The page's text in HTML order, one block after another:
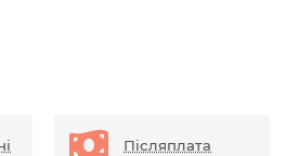
Післяплата